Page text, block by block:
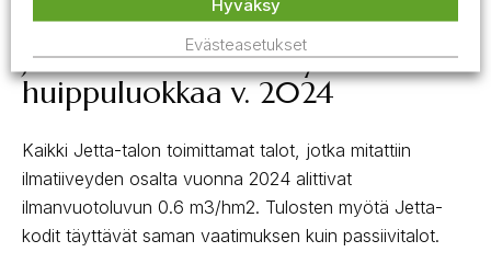
Jetta-Talon ilmatiiveyden arvot
huippuluokkaa v. 2024
Kaikki Jetta-talon toimittamat talot, jotka mitattiin
ilmatiiveyden osalta vuonna 2024 alittivat
ilmanvuotoluvun 0.6 m3/hm2. Tulosten myötä Jetta-
kodit täyttävät saman vaatimuksen kuin passiivitalot.
Evästeasetukset